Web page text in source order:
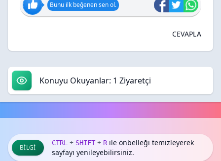
Bunu ilk beğenen sen ol.
CEVAPLA
Konuyu Okuyanlar: 1 Ziyaretçi
BILGI
CTRL + SHIFT + Rile önbelleği temizleyerek
sayfayı yenileyebilirsiniz.